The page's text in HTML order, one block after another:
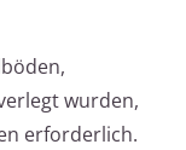
wurden,
erforderlich.